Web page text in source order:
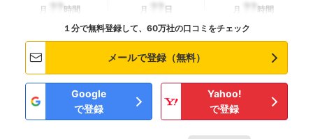
月
?? 時間
月
?? 日
月
?? 時間
１分で無料登録して、60万社の口コミをチェック
メールで登録（無料）
Google
で登録
Yahoo!
で登録